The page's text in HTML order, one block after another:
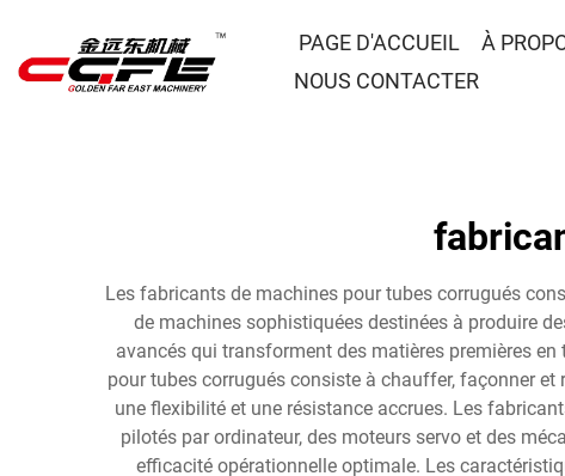
PAGE D'ACCUEIL À
NOUS CONTACTER
Les fabricants de machines pour tubes corrugués
de machines sophistiquées destinées à produire
avancés qui transforment des matières premières
pour tubes corrugués consiste à chauffer, façonner
une flexibilité et une résistance accrues. Les
pilotés par ordinateur, des moteurs servo et des
efficacité opérationnelle optimale. Les